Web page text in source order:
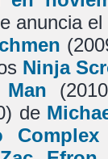
anuncia
Ninja
de